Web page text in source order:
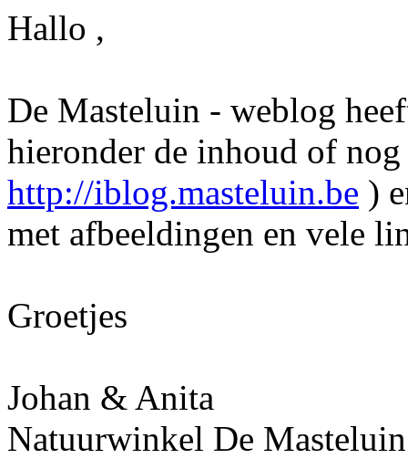
Hallo ,
De Masteluin - weblog
hieronder de inhoud of
http://iblog.masteluin.be )
met afbeeldingen en vele
Groetjes
Johan & Anita
Natuurwinkel De Masteluin